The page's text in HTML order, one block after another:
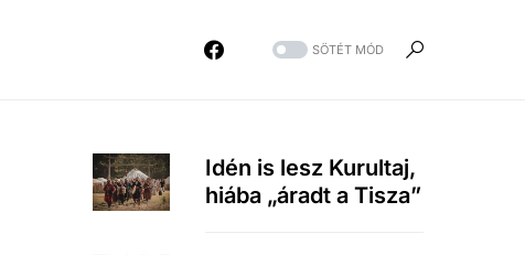
SÖTÉT MÓD
Idén is lesz Kurultaj,
hiába „áradt a Tisza”